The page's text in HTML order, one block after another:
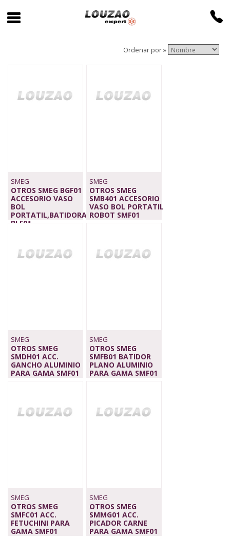
Ordenar por »
SMEG
OTROS SMEG BGF01
ACCESORIO VASO
BOL
PORTATIL,BATIDORA
BLF01
SMEG
OTROS SMEG
SMB401 ACCESORIO
VASO BOL PORTATIL
ROBOT SMF01
SMEG
OTROS SMEG
SMDH01 ACC.
GANCHO ALUMINIO
PARA GAMA SMF01
SMEG
OTROS SMEG
SMFB01 BATIDOR
PLANO ALUMINIO
PARA GAMA SMF01
SMEG
OTROS SMEG
SMFC01 ACC.
FETUCHINI PARA
GAMA SMF01
SMEG
OTROS SMEG
SMMG01 ACC.
PICADOR CARNE
PARA GAMA SMF01